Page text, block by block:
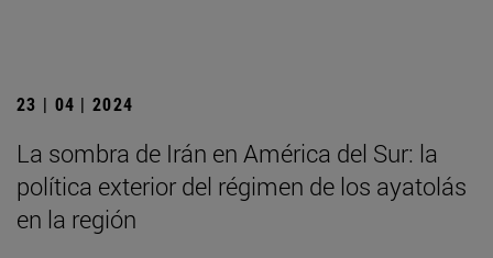
23 | 04 | 2024
La sombra de Irán en América del Sur: la
política exterior del régimen de los ayatolás
en la región